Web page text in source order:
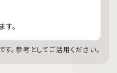
。
。参考としてご活用ください。